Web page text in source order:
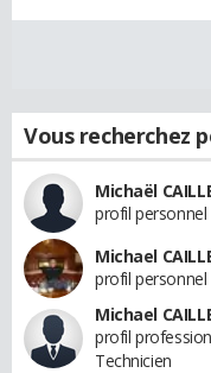
Vous recherchez
Michaël
profil personnel
Michael
profil personnel
Michael
profil
Technicien